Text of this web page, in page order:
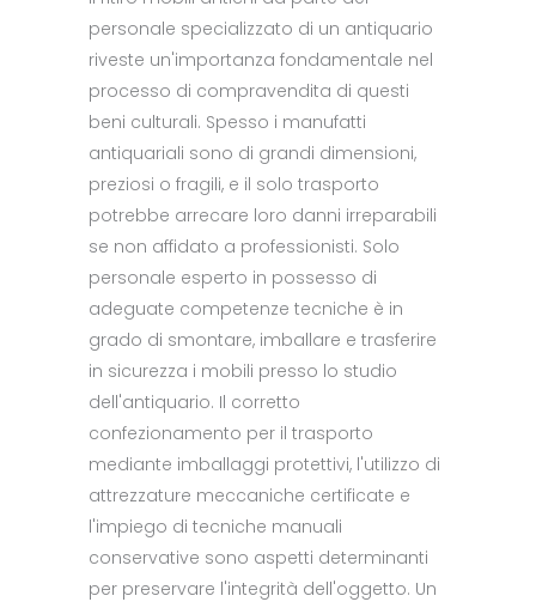
personale specializzato di un antiquario
riveste un'importanza fondamentale nel
processo di compravendita di questi
beni culturali. Spesso i manufatti
antiquariali sono di grandi dimensioni,
preziosi o fragili, e il solo trasporto
potrebbe arrecare loro danni irreparabili
se non affidato a professionisti. Solo
personale esperto in possesso di
adeguate competenze tecniche è in
grado di smontare, imballare e trasferire
in sicurezza i mobili presso lo studio
dell'antiquario. Il corretto
confezionamento per il trasporto
mediante imballaggi protettivi, l'utilizzo di
attrezzature meccaniche certificate e
l'impiego di tecniche manuali
conservative sono aspetti determinanti
per preservare l'integrità dell'oggetto. Un